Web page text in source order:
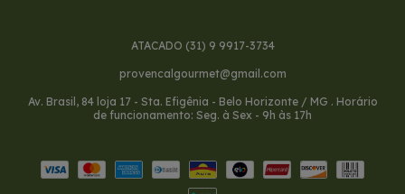
ATACADO (31) 9 9917-3734
provencalgourmet@gmail.com
Av. Brasil, 84 loja 17 - Sta. Efigênia - Belo Horizonte / MG . Horário
de funcionamento: Seg. à Sex - 9h às 17h